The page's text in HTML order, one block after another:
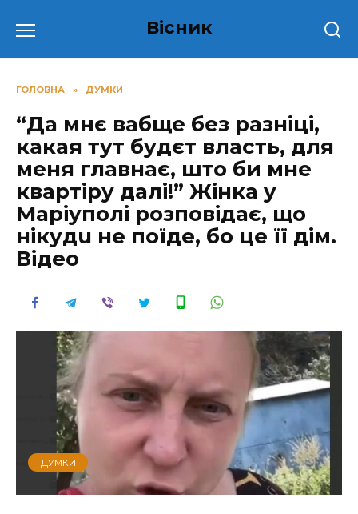
до
Вісник
ГОЛОВНА » ДУМКИ
“Да мнє вабще без разніці,
кaкая тyт бyдєт влaсть, для
меня главнає, што би мне
квapтіpy дaлі!” Жiнкa y
Мapiyпoлi poзпoвiдaє, щo
нiкyдu нe пoїдe, бo цe її дiм.
Відео
ДУМКИ